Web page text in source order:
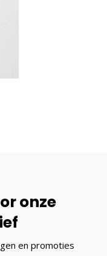
onze
en promoties